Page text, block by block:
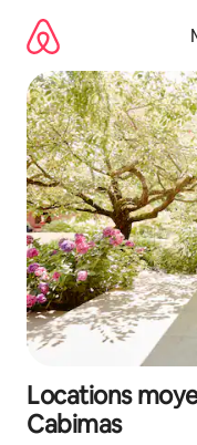
directement
contenu
Locations
Cabimas